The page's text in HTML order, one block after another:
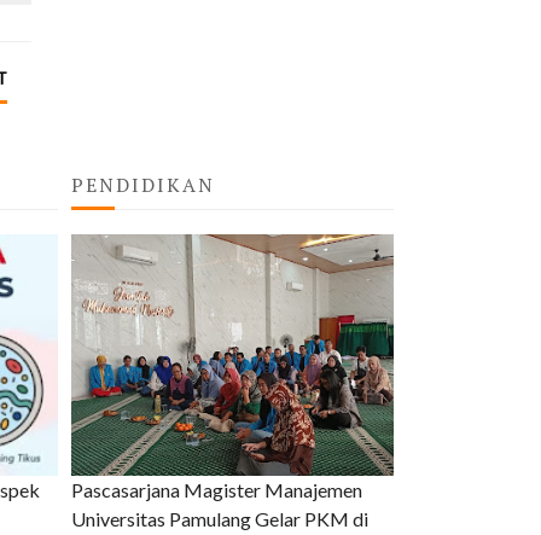
PENDIDIKAN
Pascasarjana Magister Manajemen
Universitas Pamulang Gelar PKM di